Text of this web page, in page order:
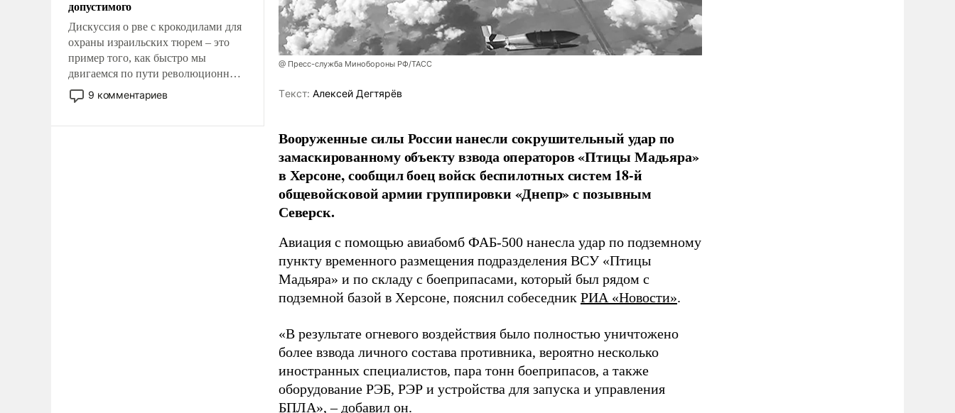
допустимого
Дискуссия о рве с крокодилами для
охраны израильских тюрем – это
пример того, как быстро мы
двигаемся по пути революционных
изменений. То, что несколько лет
назад было образом для
9 комментариев
@ Пресс-служба Минобороны РФ/ТАСС
Tекст: Алексей Дегтярёв
Вооруженные силы России нанесли сокрушительный удар по
замаскированному объекту взвода операторов «Птицы Мадьяра»
в Херсоне, сообщил боец войск беспилотных систем 18-й
общевойсковой армии группировки «Днепр» с позывным
Северск.
Авиация с помощью авиабомб ФАБ-500 нанесла удар по подземному
пункту временного размещения подразделения ВСУ «Птицы
Мадьяра» и по складу с боеприпасами, который был рядом с
подземной базой в Херсоне, пояснил собеседник РИА «Новости».
«В результате огневого воздействия было полностью уничтожено
более взвода личного состава противника, вероятно несколько
иностранных специалистов, пара тонн боеприпасов, а также
оборудование РЭБ, РЭР и устройства для запуска и управления
БПЛА», – добавил он.